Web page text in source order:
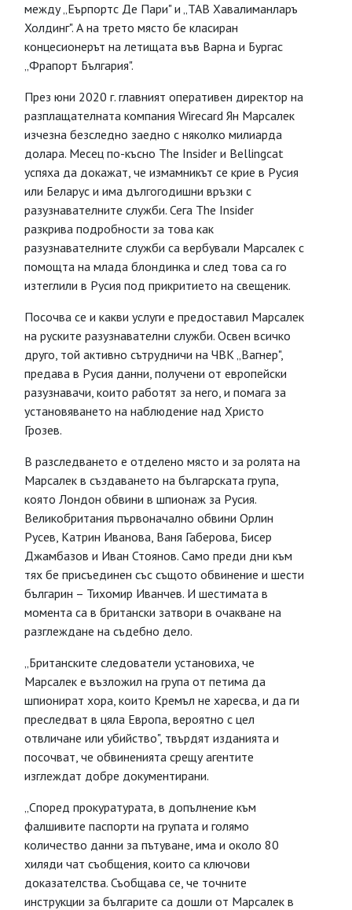
между „Еърпортс Де Пари" и „ТАВ Хавалиманларъ
Холдинг". А на трето място бе класиран
концесионерът на летищата във Варна и Бургас
„Фрапорт България".
През юни 2020 г. главният оперативен директор на
разплащателната компания Wirecard Ян Марсалек
изчезна безследно заедно с няколко милиарда
долара. Месец по-късно The Insider и Bellingcat
успяха да докажат, че измамникът се крие в Русия
или Беларус и има дългогодишни връзки с
разузнавателните служби. Сега The Insider
разкрива подробности за това как
разузнавателните служби са вербували Марсалек с
помощта на млада блондинка и след това са го
изтеглили в Русия под прикритието на свещеник.
Посочва се и какви услуги е предоставил Марсалек
на руските разузнавателни служби. Освен всичко
друго, той активно сътрудничи на ЧВК „Вагнер",
предава в Русия данни, получени от европейски
разузнавачи, които работят за него, и помага за
установяването на наблюдение над Христо
Грозев.
В разследването е отделено място и за ролята на
Марсалек в създаването на българската група,
която Лондон обвини в шпионаж за Русия.
Великобритания първоначално обвини Орлин
Русев, Катрин Иванова, Ваня Габерова, Бисер
Джамбазов и Иван Стоянов. Само преди дни към
тях бе присъединен със същото обвинение и шести
българин – Тихомир Иванчев. И шестимата в
момента са в британски затвори в очакване на
разглеждане на съдебно дело.
„Британските следователи установиха, че
Марсалек е възложил на група от петима да
шпионират хора, които Кремъл не харесва, и да ги
преследват в цяла Европа, вероятно с цел
отвличане или убийство", твърдят изданията и
посочват, че обвиненията срещу агентите
изглеждат добре документирани.
„Според прокуратурата, в допълнение към
фалшивите паспорти на групата и голямо
количество данни за пътуване, има и около 80
хиляди чат съобщения, които са ключови
доказателства. Съобщава се, че точните
инструкции за българите са дошли от Марсалек в